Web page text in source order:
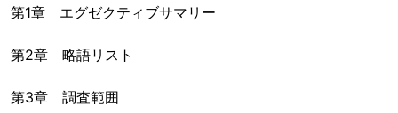
第1章 エグゼクティブサマリー
第2章 略語リスト
第3章 調査範囲